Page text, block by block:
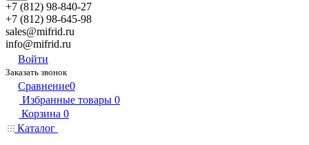
+7 (812) 98-840-27
+7 (812) 98-645-98
sales@mifrid.ru
info@mifrid.ru
Войти
Заказать звонок
Сравнение0
Избранные товары 0
Корзина 0
Каталог